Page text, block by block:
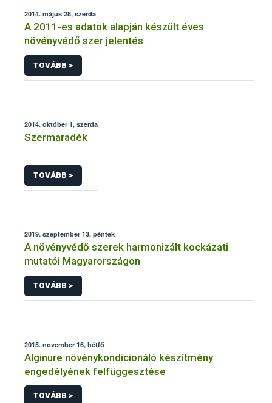
2014. május 28, szerda
A 2011-es adatok alapján készült éves
növényvédő szer jelentés
TOVÁBB >
2014. október 1, szerda
Szermaradék
TOVÁBB >
2019. szeptember 13, péntek
A növényvédő szerek harmonizált kockázati
mutatói Magyarországon
TOVÁBB >
2015. november 16, hétfő
Alginure növénykondicionáló készítmény
engedélyének felfüggesztése
TOVÁBB >